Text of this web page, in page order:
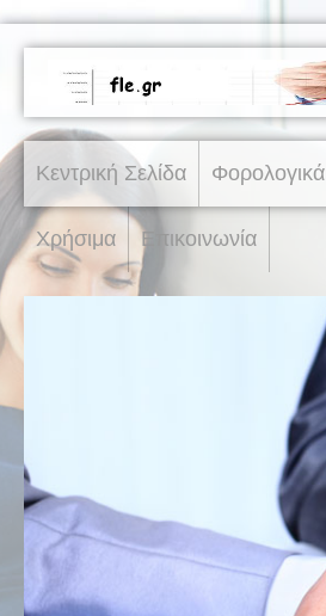
Κεντρική Σελίδα Φορολογικά
Χρήσιμα Επικοινωνία